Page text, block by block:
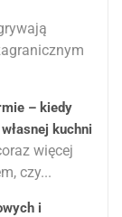
– kiedy
kuchni
więcej
czy...
i